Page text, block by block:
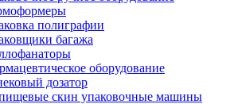
полиграфии
багажа
оборудование
дозатор
скин упаковочные машины